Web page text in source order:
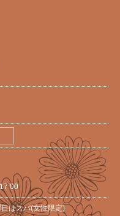
はスパ(女性限定)